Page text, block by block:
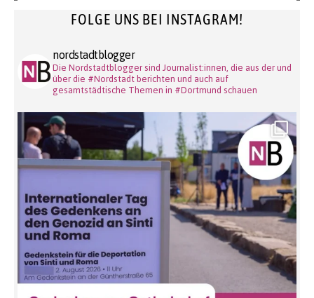
FOLGE UNS BEI INSTAGRAM!
nordstadtblogger
Die Nordstadtblogger sind Journalist:innen, die aus der und
über die #Nordstadt berichten und auch auf
gesamtstädtische Themen in #Dortmund schauen